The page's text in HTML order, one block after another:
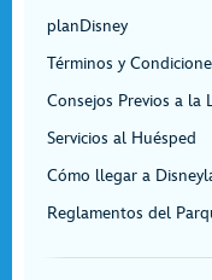
planDisney
Términos y
Consejos Previos a la
Servicios al Huésped
Cómo llegar a
Reglamentos del